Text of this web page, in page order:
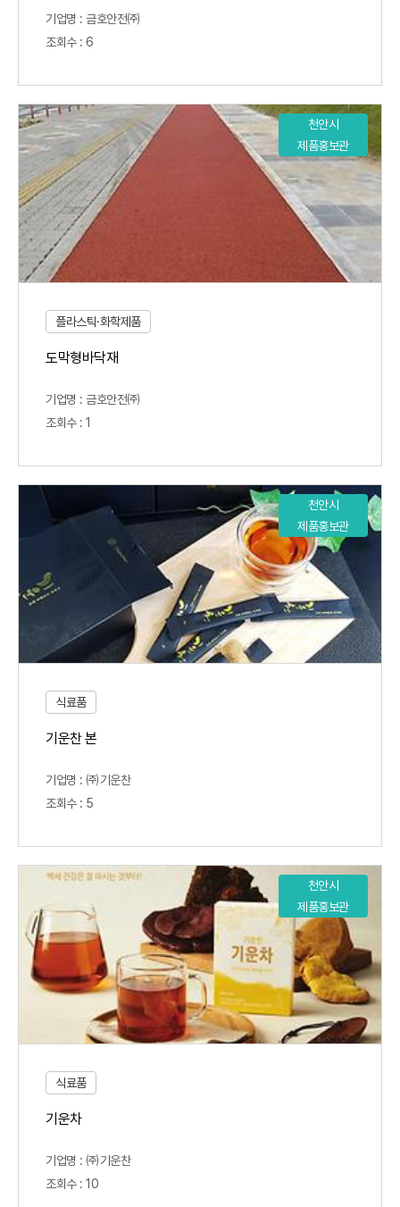
기업명 : 금호안전㈜
조회수 : 6
천안시
제품홍보관
플라스틱·화학제품
도막형바닥재
기업명 : 금호안전㈜
조회수 : 1
천안시
제품홍보관
식료품
기운찬 본
기업명 : ㈜기운찬
조회수 : 5
천안시
제품홍보관
식료품
기운차
기업명 : ㈜기운찬
조회수 : 10